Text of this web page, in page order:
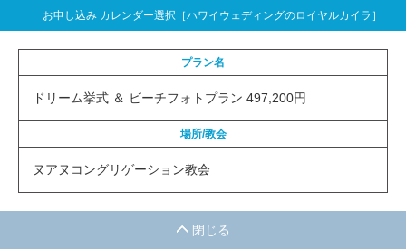
お申し込み カレンダー選択［ハワイウェディングのロイヤルカイラ］
プラン名
ドリーム挙式 ＆ ビーチフォトプラン 497,200円
場所/教会
ヌアヌコングリゲーション教会